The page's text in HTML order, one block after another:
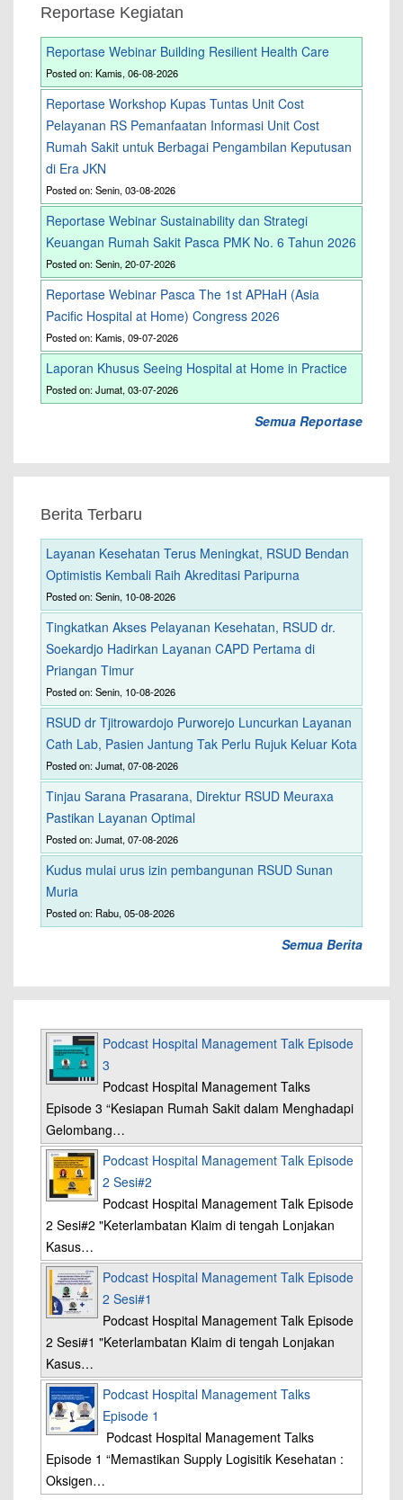
Reportase Kegiatan
Reportase Webinar Building Resilient Health Care
Posted on: Kamis, 06-08-2026
Reportase Workshop Kupas Tuntas Unit Cost
Pelayanan RS Pemanfaatan Informasi Unit Cost
Rumah Sakit untuk Berbagai Pengambilan Keputusan
di Era JKN
Posted on: Senin, 03-08-2026
Reportase Webinar Sustainability dan Strategi
Keuangan Rumah Sakit Pasca PMK No. 6 Tahun 2026
Posted on: Senin, 20-07-2026
Reportase Webinar Pasca The 1st APHaH (Asia
Pacific Hospital at Home) Congress 2026
Posted on: Kamis, 09-07-2026
Laporan Khusus Seeing Hospital at Home in Practice
Posted on: Jumat, 03-07-2026
Semua Reportase
Berita Terbaru
Layanan Kesehatan Terus Meningkat, RSUD Bendan
Optimistis Kembali Raih Akreditasi Paripurna
Posted on: Senin, 10-08-2026
Tingkatkan Akses Pelayanan Kesehatan, RSUD dr.
Soekardjo Hadirkan Layanan CAPD Pertama di
Priangan Timur
Posted on: Senin, 10-08-2026
RSUD dr Tjitrowardojo Purworejo Luncurkan Layanan
Cath Lab, Pasien Jantung Tak Perlu Rujuk Keluar Kota
Posted on: Jumat, 07-08-2026
Tinjau Sarana Prasarana, Direktur RSUD Meuraxa
Pastikan Layanan Optimal
Posted on: Jumat, 07-08-2026
Kudus mulai urus izin pembangunan RSUD Sunan
Muria
Posted on: Rabu, 05-08-2026
Semua Berita
Podcast Hospital Management Talk Episode
3
Podcast Hospital Management Talks
Episode 3 “Kesiapan Rumah Sakit dalam Menghadapi
Gelombang…
Podcast Hospital Management Talk Episode
2 Sesi#2
Podcast Hospital Management Talk Episode
2 Sesi#2 "Keterlambatan Klaim di tengah Lonjakan
Kasus…
Podcast Hospital Management Talk Episode
2 Sesi#1
Podcast Hospital Management Talk Episode
2 Sesi#1 "Keterlambatan Klaim di tengah Lonjakan
Kasus…
Podcast Hospital Management Talks
Episode 1
Podcast Hospital Management Talks
Episode 1 “Memastikan Supply Logisitik Kesehatan :
Oksigen…